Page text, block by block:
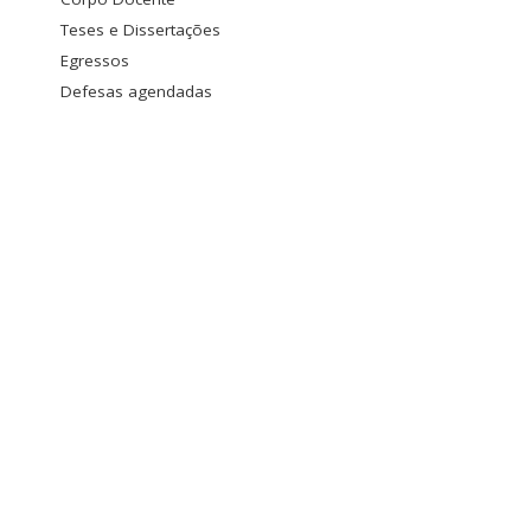
Teses e Dissertações
Egressos
Defesas agendadas